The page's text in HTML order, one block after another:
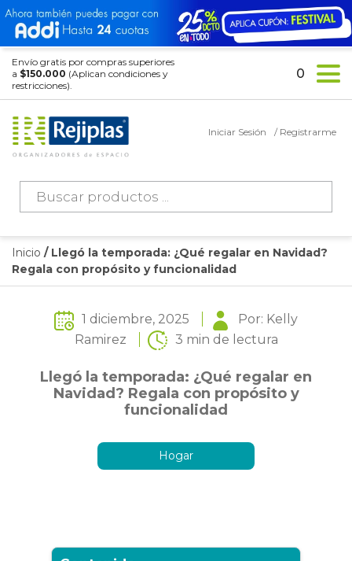
Envío gratis por compras superiores
a $150.000 (Aplican condiciones y
restricciones).
Búsqueda
productos
Iniciar Sesión / Registrarme
0
Inicio / Llegó la temporada: ¿Qué regalar en Navidad?
Regala con propósito y funcionalidad
1 diciembre, 2025
Por: Kelly
Ramirez
3 min de lectura
Llegó la temporada: ¿Qué regalar en
Navidad? Regala con propósito y
funcionalidad
Hogar